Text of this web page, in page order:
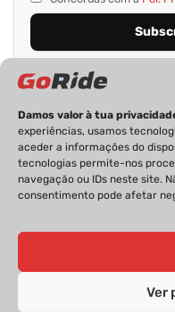
Damos valor à tua
experiências, usamos
aceder a informações do
tecnologias permite-nos
navegação ou IDs neste site.
consentimento pode afetar
Ver
PRIVACIDADE FICHA